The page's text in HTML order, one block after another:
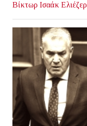
Βίκτωρ Ισαάκ Ελιέζερ